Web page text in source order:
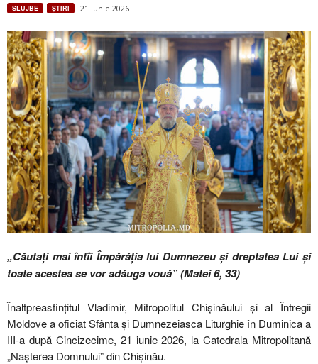
SLUJBE ŞTIRI 21 iunie 2026
„Căutaţi mai întîi Împărăţia lui Dumnezeu şi dreptatea Lui şi
toate acestea se vor adăuga vouă” (Matei 6, 33)
Înaltpreasfințitul Vladimir, Mitropolitul Chișinăului și al Întregii
Moldove a oficiat Sfânta și Dumnezeiasca Liturghie în Duminica a
III-a după Cincizecime, 21 iunie 2026, la Catedrala Mitropolitană
„Nașterea Domnului” din Chișinău.